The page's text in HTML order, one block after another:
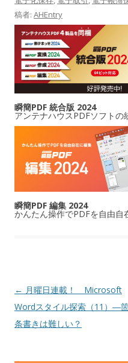
稿者: AHEntry
瞬簡PDF 統合版 2024
アンテナハウスPDFソフトの
瞬簡PDF 編集 2024
かんたん操作でPDFを自由自
投稿ナビゲーション
← 月曜日連載！ Microsoft
Wordスタイル探索（11）―箇
条書きは難しい？